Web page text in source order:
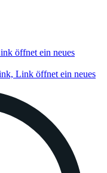
öffnet ein neues
Link öffnet ein neues